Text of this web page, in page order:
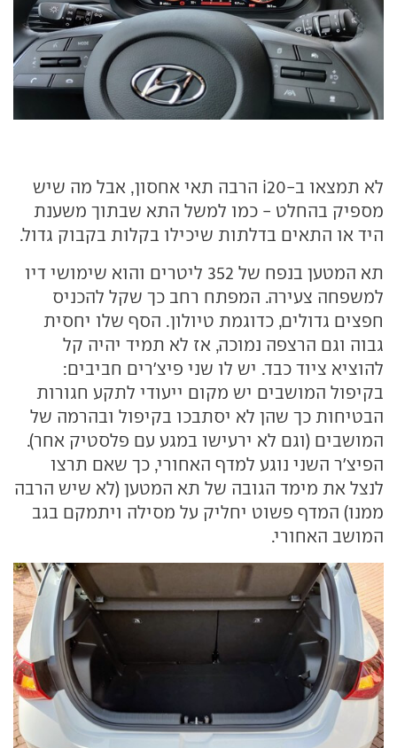
לא תמצאו ב-i20 הרבה תאי אחסון, אבל מה שיש
מספיק בהחלט - כמו למשל התא שבתוך משענת
היד או התאים בדלתות שיכילו בקלות בקבוק גדול.
תא המטען בנפח של 352 ליטרים והוא שימושי דיו
למשפחה צעירה. המפתח רחב כך שקל להכניס
חפצים גדולים, כדוגמת טיולון. הסף שלו יחסית
גבוה וגם הרצפה נמוכה, אז לא תמיד יהיה קל
להוציא ציוד כבד. יש לו שני פיצ'רים חביבים:
בקיפול המושבים יש מקום ייעודי לתקע חגורות
הבטיחות כך שהן לא יסתבכו בקיפול ובהרמה של
המושבים (וגם לא ירעישו במגע עם פלסטיק אחר).
הפיצ'ר השני נוגע למדף האחורי, כך שאם תרצו
לנצל את מימד הגובה של תא המטען (לא שיש הרבה
ממנו) המדף פשוט יחליק על מסילה ויתמקם בגב
המושב האחורי.